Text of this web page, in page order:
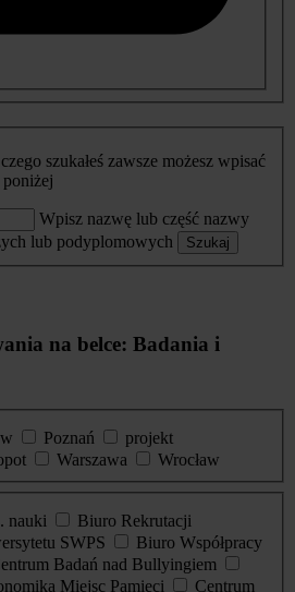
szukałeś zawsze możesz wpisać
poniżej
Wpisz nazwę lub część nazwy
lub podyplomowych
Szukaj
na belce: Badania i
Poznań
projekt
Warszawa
Wrocław
nauki
Biuro Rekrutacji
SWPS
Biuro Współpracy
Badań nad Bullyingiem
Miejsc Pamięci
Centrum